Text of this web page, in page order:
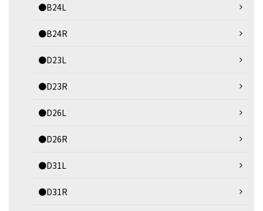
●B24L
●B24R
●D23L
●D23R
●D26L
●D26R
●D31L
●D31R